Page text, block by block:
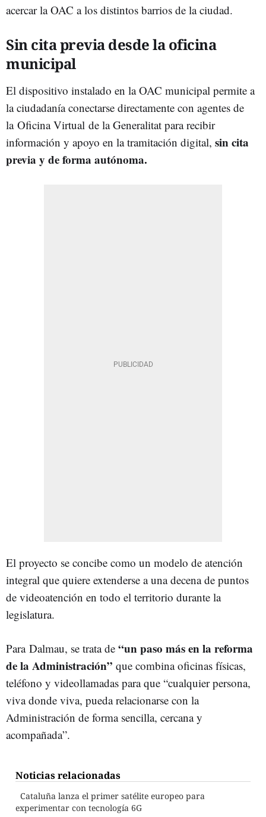
acercar la OAC a los distintos barrios de la ciudad.
Sin cita previa desde la oficina
municipal​
El dispositivo instalado en la OAC municipal permite a
la ciudadanía conectarse directamente con agentes de
la Oficina Virtual de la Generalitat para recibir
información y apoyo en la tramitación digital, sin cita
previa y de forma autónoma.
El proyecto se concibe como un modelo de atención
integral que quiere extenderse a una decena de puntos
de videoatención en todo el territorio durante la
legislatura.
Para Dalmau, se trata de “un paso más en la reforma
de la Administración” que combina oficinas físicas,
teléfono y videollamadas para que “cualquier persona,
viva donde viva, pueda relacionarse con la
Administración de forma sencilla, cercana y
acompañada”.
Noticias relacionadas
Cataluña lanza el primer satélite europeo para
experimentar con tecnología 6G